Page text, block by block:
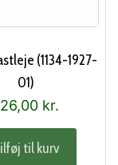
(1134-1927-
01)
kr.
til kurv